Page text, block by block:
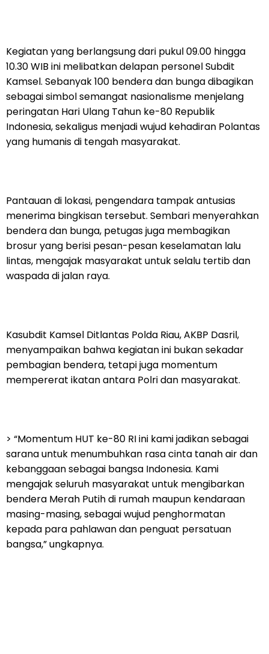
Kegiatan yang berlangsung dari pukul 09.00 hingga
10.30 WIB ini melibatkan delapan personel Subdit
Kamsel. Sebanyak 100 bendera dan bunga dibagikan
sebagai simbol semangat nasionalisme menjelang
peringatan Hari Ulang Tahun ke-80 Republik
Indonesia, sekaligus menjadi wujud kehadiran Polantas
yang humanis di tengah masyarakat.
Pantauan di lokasi, pengendara tampak antusias
menerima bingkisan tersebut. Sembari menyerahkan
bendera dan bunga, petugas juga membagikan
brosur yang berisi pesan-pesan keselamatan lalu
lintas, mengajak masyarakat untuk selalu tertib dan
waspada di jalan raya.
Kasubdit Kamsel Ditlantas Polda Riau, AKBP Dasril,
menyampaikan bahwa kegiatan ini bukan sekadar
pembagian bendera, tetapi juga momentum
mempererat ikatan antara Polri dan masyarakat.
> “Momentum HUT ke-80 RI ini kami jadikan sebagai
sarana untuk menumbuhkan rasa cinta tanah air dan
kebanggaan sebagai bangsa Indonesia. Kami
mengajak seluruh masyarakat untuk mengibarkan
bendera Merah Putih di rumah maupun kendaraan
masing-masing, sebagai wujud penghormatan
kepada para pahlawan dan penguat persatuan
bangsa,” ungkapnya.